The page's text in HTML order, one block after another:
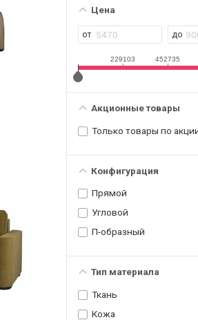
Цена
229103 452735
Акционные товары
Только товары по
Конфигурация
Прямой
Угловой
П-образный
Тип материала
Ткань
Кожа